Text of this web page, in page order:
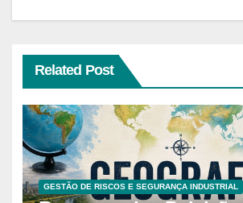
Related Post
GESTÃO DE RISCOS E SEGURANÇA INDUSTRIAL